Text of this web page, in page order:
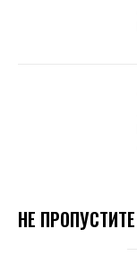
НЕ ПРОПУСТИТЕ